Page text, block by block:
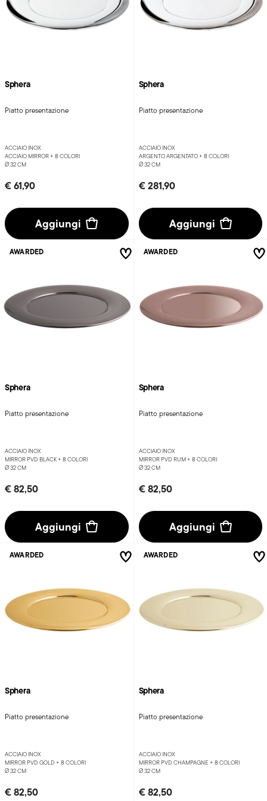
Sphera
Piatto presentazione
ACCIAIO INOX
ACCIAIO MIRROR + 8 COLORI
Ø 32 CM
€ 61,90
Aggiungi
Sphera
Piatto presentazione
ACCIAIO INOX
ARGENTO ARGENTATO + 8 COLORI
Ø 32 CM
€ 281,90
Aggiungi
Sphera
Piatto presentazione
ACCIAIO INOX
MIRROR PVD BLACK + 8 COLORI
Ø 32 CM
€ 82,50
Aggiungi
AWARDED
Sphera
Piatto presentazione
ACCIAIO INOX
MIRROR PVD RUM + 8 COLORI
Ø 32 CM
€ 82,50
Aggiungi
AWARDED
Sphera
Piatto presentazione
ACCIAIO INOX
MIRROR PVD GOLD + 8 COLORI
Ø 32 CM
€ 82,50
AWARDED
Sphera
Piatto presentazione
ACCIAIO INOX
MIRROR PVD CHAMPAGNE + 8 COLORI
Ø 32 CM
€ 82,50
AWARDED